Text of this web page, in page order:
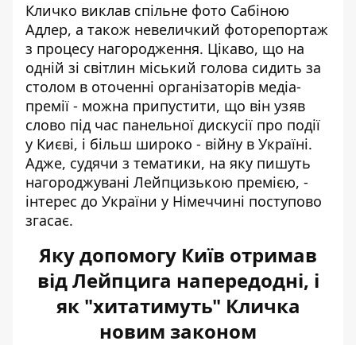
Кличко виклав спільне фото Сабіною
Адлер, а також невеличкий фоторепортаж
з процесу нагородження. Цікаво, що на
одній зі світлин міський голова сидить за
столом в оточенні організаторів медіа-
премії - можна припустити, що він узяв
слово під час панельної дискусії про події
у Києві, і більш широко - війну в Україні.
Адже, судячи з тематики, на яку пишуть
нагороджувані Лейпцизькою премією, -
інтерес до України у Німеччині поступово
згасає.
Яку допомогу Київ отримав
від Лейпцига напередодні, і
як "хитатимуть" Кличка
новим законом